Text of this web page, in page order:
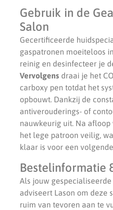
Gebruik in de
Salon
Gecertificeerde
gaspatronen moeiteloos
reinig en desinfecteer je
Vervolgens draai je het
carboxy pen totdat het
opbouwt. Dankzij de
antiverouderings- of
nauwkeurig uit. Na
het lege patroon veilig,
klaar is voor een
Bestelinformatie
Als jouw
adviseert Lason om deze
ruim van tevoren aan te